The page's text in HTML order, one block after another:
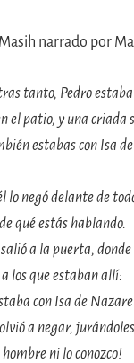
narrado por
tanto, Pedro
el patio, y una criada
estabas con Isa
lo negó delante de
qué estás hablando.
a la puerta,
los que estaban allí:
con Isa de
a negar,
ni lo conozco!